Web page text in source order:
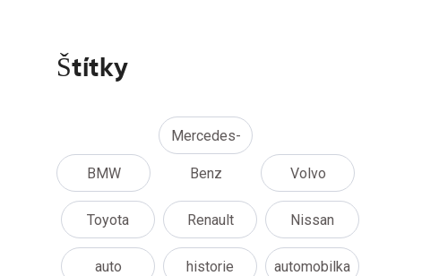
Štítky
BMW
Mercedes-
Benz Volvo
Toyota Renault Nissan
auto historie automobilka